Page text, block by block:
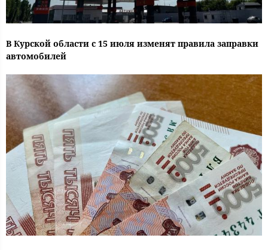
В Курской области с 15 июля изменят правила заправки
автомобилей